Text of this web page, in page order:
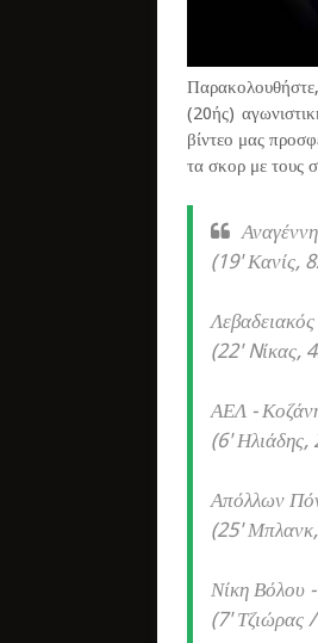
(20ής)
βίντεο μας
τα σκορ με τους
(19' Κανίς,
(22' Nίκας,
ΑΕΛ -
(6' Ηλιάδης,
Απόλλων
(25'
Νίκη Βόλου
(7' Τζιώρας